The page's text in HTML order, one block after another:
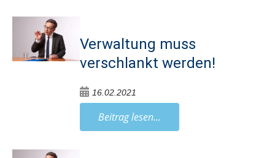
Verwaltung muss
verschlankt werden!
16.02.2021
Beitrag lesen...